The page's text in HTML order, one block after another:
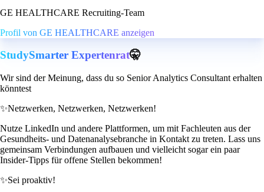
GE HEALTHCARE Recruiting-Team
Profil von GE HEALTHCARE anzeigen
StudySmarter Expertenrat🤫
Wir sind der Meinung, dass du so Senior Analytics Consultant erhalten
könntest
✨Netzwerken, Netzwerken, Netzwerken!
Nutze LinkedIn und andere Plattformen, um mit Fachleuten aus der
Gesundheits- und Datenanalysebranche in Kontakt zu treten. Lass uns
gemeinsam Verbindungen aufbauen und vielleicht sogar ein paar
Insider-Tipps für offene Stellen bekommen!
✨Sei proaktiv!